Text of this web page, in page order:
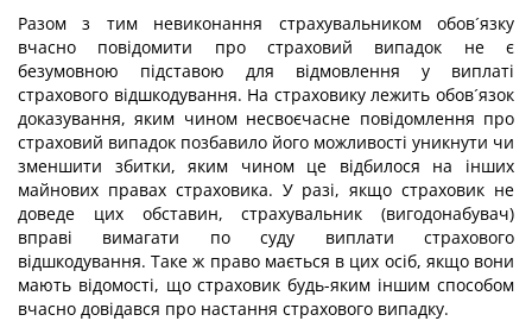
Разом з тим невиконання страхувальником обов´язку
вчасно повідомити про страховий випадок не є
безумовною підставою для відмовлення у виплаті
страхового відшкодування. На страховику лежить обов´язок
доказування, яким чином несвоєчасне повідомлення про
страховий випадок позбавило його можливості уникнути чи
зменшити збитки, яким чином це відбилося на інших
майнових правах страховика. У разі, якщо страховик не
доведе цих обставин, страхувальник (вигодонабувач)
вправі вимагати по суду виплати страхового
відшкодування. Таке ж право мається в цих осіб, якщо вони
мають відомості, що страховик будь-яким іншим способом
вчасно довідався про настання страхового випадку.